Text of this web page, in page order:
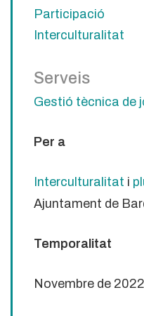
Participació
Interculturalitat
Serveis
Gestió tècnica de
Per a
Interculturalitat i
Ajuntament de
Temporalitat
Novembre de 2022